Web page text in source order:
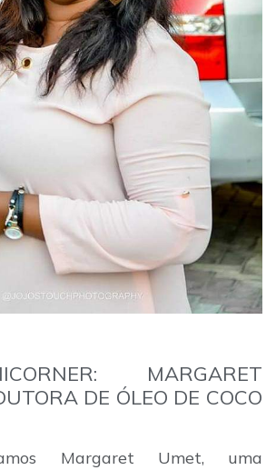
MARGARET
DE ÓLEO DE COCO
Margaret Umet, uma